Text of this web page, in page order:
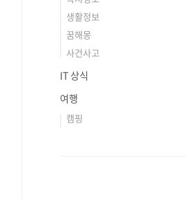
생활정보
꿈해몽
사건사고
IT 상식
여행
캠핑